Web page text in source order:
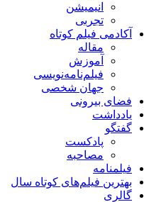
انیمیشن
تجربی
آکادمی فیلم کوتاه
مقاله
آموزش
فیلم‌نامه‌نویسی
جهان شخصی
فضای بیرونی
یادداشت
گفتگو
پادکست
مصاحبه
فیلمنامه
بهترین فیلم‌های کوتاه سال
گالری